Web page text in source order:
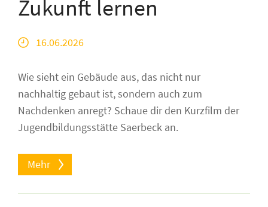
Zukunft lernen
16.06.2026
Wie sieht ein Gebäude aus, das nicht nur
nachhaltig gebaut ist, sondern auch zum
Nachdenken anregt? Schaue dir den Kurzfilm der
Jugendbildungsstätte Saerbeck an.
Mehr